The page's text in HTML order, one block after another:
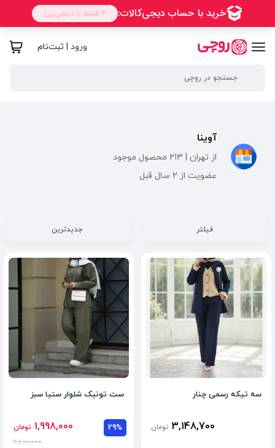
ورود | ثبت‌نام
آوینا
از تهران | 213 محصول موجود
عضویت از 2 سال قبل
فیلتر جدیدترین
سه تیکه رسمی چنار
3,148,700 تومان
ست تونیک شلوار ستیا سبز
29%
1,998,000 تومان
2,800,000